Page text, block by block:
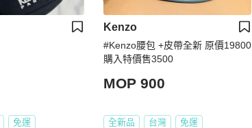
免運
Kenzo
#Kenzo腰包 +皮帶全新 原價19800
購入特價售3500
MOP 900
全新品 台灣 免運